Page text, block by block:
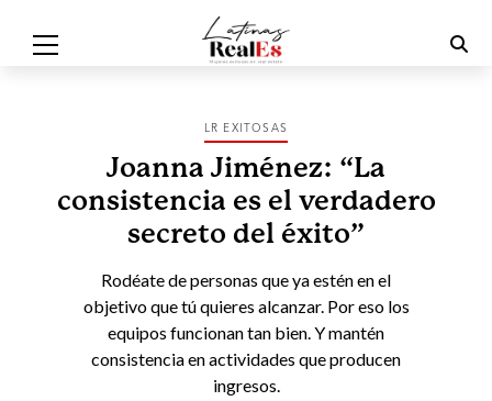
LR EXITOSAS
Joanna Jiménez: “La
consistencia es el verdadero
secreto del éxito”
Rodéate de personas que ya estén en el
objetivo que tú quieres alcanzar. Por eso los
equipos funcionan tan bien. Y mantén
consistencia en actividades que producen
ingresos.